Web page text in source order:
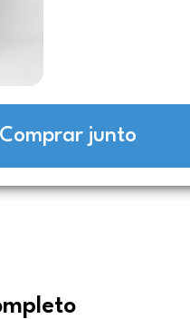
Comprar junto